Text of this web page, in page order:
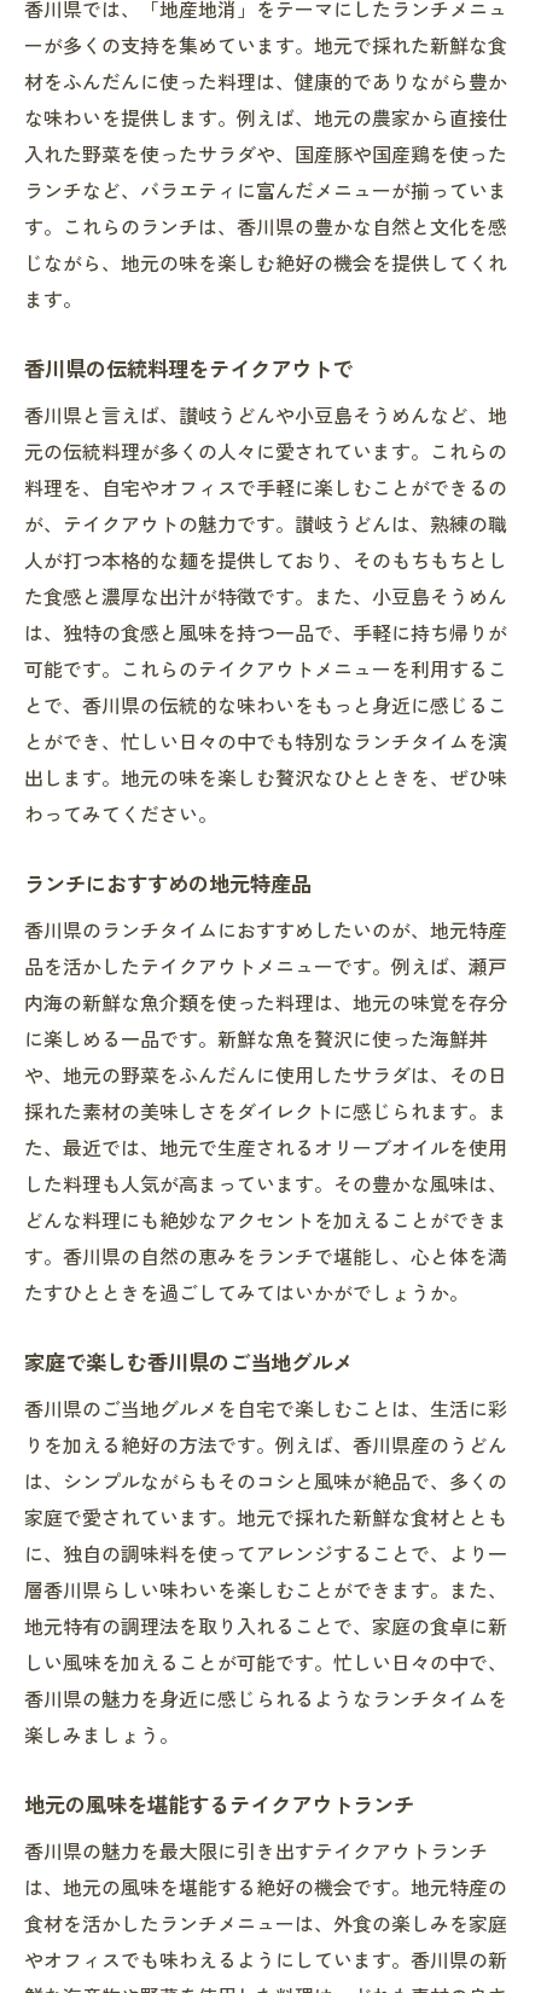
香川県産の食材で楽しむランチ
香川県の特別な日のランチにおすすめのテイク
アウト
特別な日の贅沢ランチを自宅で
特別な日を彩るランチメニュー
ハレの日に選びたいランチテイクアウト
香川県のテイクアウトランチで豊かになるひと
休み
リラックスできるランチアイディア
香川県で味わう癒しのひととき
忙しい日の心地よいランチブレイク
自分へのご褒美ランチテイクアウト
癒しを求めるひとときの食事
香川県で見つけた贅沢なランチテイクアウトの
魅力
香川県のランチテイクアウトが人気の理由
手軽に楽しむ贅沢ランチ体験
香川県で注目のランチテイクアウト
香川県のランチをもっと楽しむためのテイクア
ウトガイド
初めてでも安心のテイクアウトガイド
香川県のテイクアウトを楽しむコツ
お得に楽しむテイクアウトのポイント
香川県のおすすめランチスタイル
香川県では、「地産地消」をテーマにしたランチメニュ
ーが多くの支持を集めています。地元で採れた新鮮な食
材をふんだんに使った料理は、健康的でありながら豊か
な味わいを提供します。例えば、地元の農家から直接仕
入れた野菜を使ったサラダや、国産豚や国産鶏を使った
ランチなど、バラエティに富んだメニューが揃っていま
す。これらのランチは、香川県の豊かな自然と文化を感
じながら、地元の味を楽しむ絶好の機会を提供してくれ
ます。
香川県の伝統料理をテイクアウトで
香川県と言えば、讃岐うどんや小豆島そうめんなど、地
元の伝統料理が多くの人々に愛されています。これらの
料理を、自宅やオフィスで手軽に楽しむことができるの
が、テイクアウトの魅力です。讃岐うどんは、熟練の職
人が打つ本格的な麺を提供しており、そのもちもちとし
た食感と濃厚な出汁が特徴です。また、小豆島そうめん
は、独特の食感と風味を持つ一品で、手軽に持ち帰りが
可能です。これらのテイクアウトメニューを利用するこ
とで、香川県の伝統的な味わいをもっと身近に感じるこ
とができ、忙しい日々の中でも特別なランチタイムを演
出します。地元の味を楽しむ贅沢なひとときを、ぜひ味
わってみてください。
ランチにおすすめの地元特産品
香川県のランチタイムにおすすめしたいのが、地元特産
品を活かしたテイクアウトメニューです。例えば、瀬戸
内海の新鮮な魚介類を使った料理は、地元の味覚を存分
に楽しめる一品です。新鮮な魚を贅沢に使った海鮮丼
や、地元の野菜をふんだんに使用したサラダは、その日
採れた素材の美味しさをダイレクトに感じられます。ま
た、最近では、地元で生産されるオリーブオイルを使用
した料理も人気が高まっています。その豊かな風味は、
どんな料理にも絶妙なアクセントを加えることができま
す。香川県の自然の恵みをランチで堪能し、心と体を満
たすひとときを過ごしてみてはいかがでしょうか。
家庭で楽しむ香川県のご当地グルメ
香川県のご当地グルメを自宅で楽しむことは、生活に彩
りを加える絶好の方法です。例えば、香川県産のうどん
は、シンプルながらもそのコシと風味が絶品で、多くの
家庭で愛されています。地元で採れた新鮮な食材ととも
に、独自の調味料を使ってアレンジすることで、より一
層香川県らしい味わいを楽しむことができます。また、
地元特有の調理法を取り入れることで、家庭の食卓に新
しい風味を加えることが可能です。忙しい日々の中で、
香川県の魅力を身近に感じられるようなランチタイムを
楽しみましょう。
地元の風味を堪能するテイクアウトランチ
香川県の魅力を最大限に引き出すテイクアウトランチ
は、地元の風味を堪能する絶好の機会です。地元特産の
食材を活かしたランチメニューは、外食の楽しみを家庭
やオフィスでも味わえるようにしています。香川県の新